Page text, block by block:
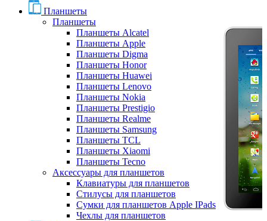
Планшеты
Планшеты
Планшеты Alcatel
Планшеты Apple
Планшеты Digma
Планшеты Honor
Планшеты Huawei
Планшеты Lenovo
Планшеты Nokia
Планшеты Prestigio
Планшеты Realme
Планшеты Samsung
Планшеты TCL
Планшеты Xiaomi
Планшеты Tecno
Аксессуары для планшетов
Клавиатуры для планшетов
Стилусы для планшетов
Сумки для планшетов Apple IPads
Чехлы для планшетов